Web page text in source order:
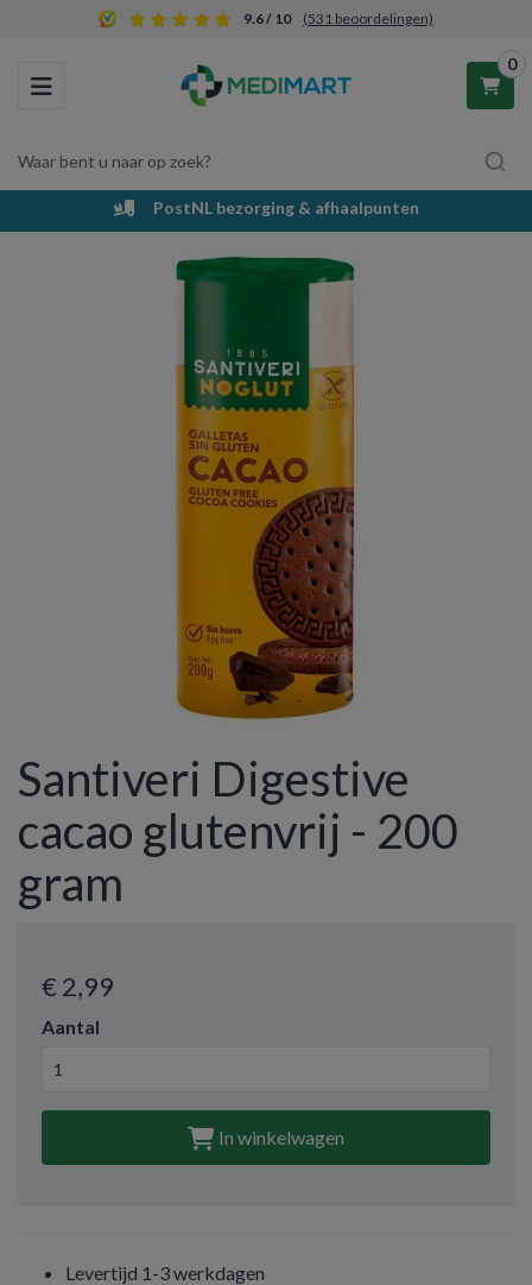
9.6 / 10 (531 beoordelingen)
Toggle navigation
Waar bent u naar op zoek?
0
Winkelwagen
Vul hem met producten.
PostNL bezorging & afhaalpunten
Santiveri Digestive
cacao glutenvrij - 200
gram
€ 2,99
Aantal
In winkelwagen
Levertijd 1-3 werkdagen